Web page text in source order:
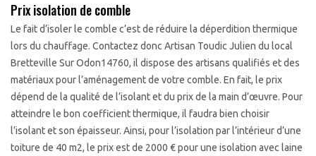
Prix isolation de comble
Le fait d’isoler le comble c’est de réduire la déperdition thermique
lors du chauffage. Contactez donc Artisan Toudic Julien du local
Bretteville Sur Odon14760, il dispose des artisans qualifiés et des
matériaux pour l’aménagement de votre comble. En fait, le prix
dépend de la qualité de l’isolant et du prix de la main d’œuvre. Pour
atteindre le bon coefficient thermique, il faudra bien choisir
l’isolant et son épaisseur. Ainsi, pour l’isolation par l’intérieur d’une
toiture de 40 m2, le prix est de 2000 € pour une isolation avec laine